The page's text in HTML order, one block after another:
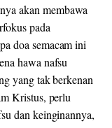
akan membawa
pada
doa semacam ini
hawa nafsu
yang tak berkenan
Kristus, perlu
dan keinginannya,